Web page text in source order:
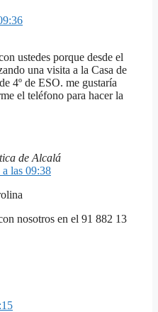
ustedes porque desde el
una visita a la Casa de
4º de ESO. me gustaría
el teléfono para hacer la
de Alcalá
las 09:38
nosotros en el 91 882 13